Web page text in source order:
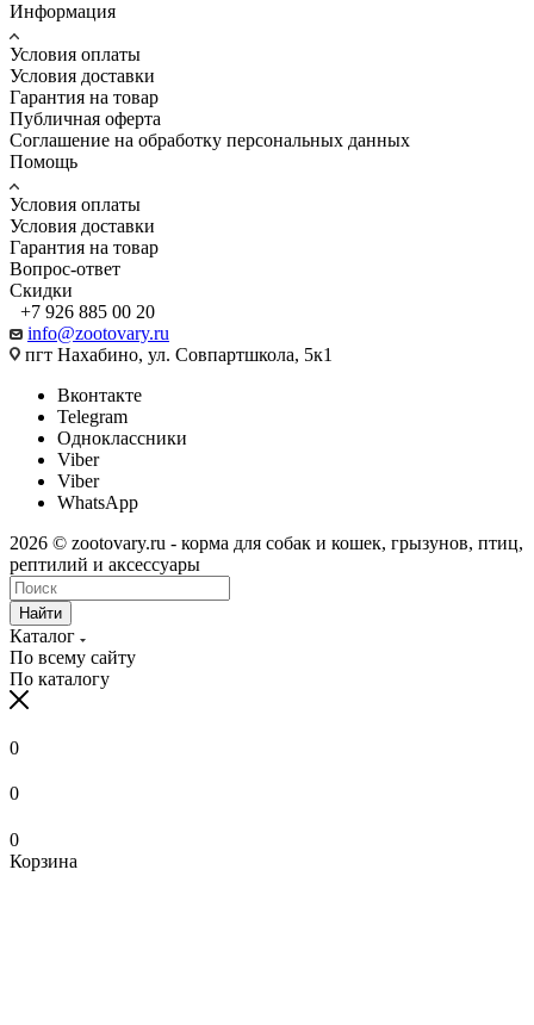
Информация
Условия оплаты
Условия доставки
Гарантия на товар
Публичная оферта
Соглашение на обработку персональных данных
Помощь
Условия оплаты
Условия доставки
Гарантия на товар
Вопрос-ответ
Скидки
+7 926 885 00 20
info@zootovary.ru
пгт Нахабино, ул. Совпартшкола, 5к1
Вконтакте
Telegram
Одноклассники
Viber
Viber
WhatsApp
2026 © zootovary.ru - корма для собак и кошек, грызунов, птиц,
рептилий и аксессуары
Найти
Каталог
По всему сайту
По каталогу
0
0
0
Корзина